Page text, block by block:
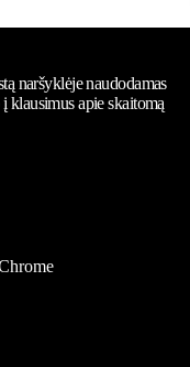
naršyklėje naudodamas
klausimus apie skaitomą